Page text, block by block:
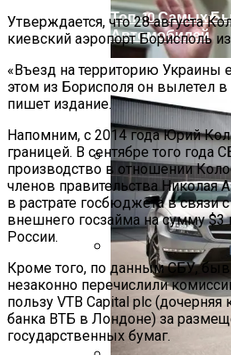
Развенчан
Быстром
Названы Даты
Трампа
Топ-10 Самых
Автомобилей
Утверждается, что 28 августа
киевский аэропорт Борисполь
«Въезд на территорию Украины
этом из Борисполя он вылетел
пишет издание.
Напомним, с 2014 года Юрий
границей. В сентябре того года
производство в отношении
членов правительства Николая
в растрате госбюджета в связи
внешнего госзайма на сумму
России.
Кроме того, по данным СБУ,
незаконно перечислили
пользу VTB Capital plc (дочерняя
банка ВТБ в Лондоне) за
государственных бумаг.